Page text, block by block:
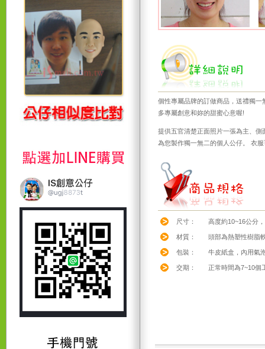
個性專屬品牌的訂做商品，送禮獨
多專屬創意和妳的甜蜜心意喔!
提供五官清楚正面照片一張為主、
為您製作獨一無二的個人公仔。 衣
尺寸： 高度約10~16公分
材質： 頭部為熱塑性樹脂
包裝： 牛皮紙盒，內用氣
交期： 正常時間為7~10個